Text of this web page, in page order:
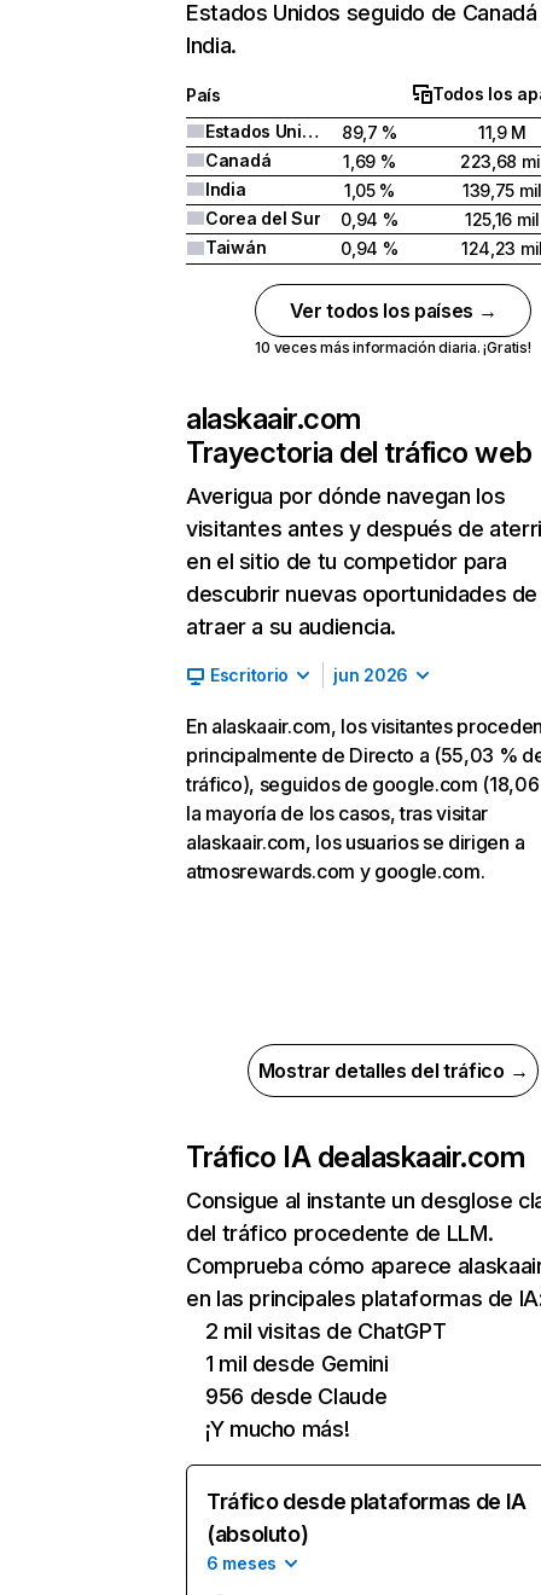
Estados Unidos seguido de
India.
País
Todos los
Estados Unidos
89,7 %
11,9 M
Canadá
1,69 %
223,68
India
1,05 %
139,75
Corea del Sur
0,94 %
125,16 mil
Taiwán
0,94 % 124,23
Ver todos los países →
10 veces más información diaria. ¡Gratis!
alaskaair.com
Trayectoria del tráfico web
Averigua por dónde navegan los
visitantes antes y después de
en el sitio de tu competidor para
descubrir nuevas oportunidades de
atraer a su audiencia.
Escritorio jun 2026
En alaskaair.com, los visitantes
principalmente de Directo a (55,03 %
tráfico), seguidos de google.com (18,06
la mayoría de los casos, tras visitar
alaskaair.com, los usuarios se dirigen a
atmosrewards.com y google.com.
Mostrar detalles del tráfico →
Tráfico IA dealaskaair.com
Consigue al instante un desglose
del tráfico procedente de LLM.
Comprueba cómo aparece
en las principales plataformas de
2 mil visitas de ChatGPT
1 mil desde Gemini
956 desde Claude
¡Y mucho más!
Tráfico desde plataformas de IA
(absoluto)
6 meses